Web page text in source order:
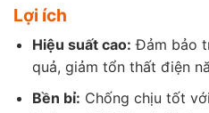
Lợi ích
Hiệu suất cao: Đảm bảo
quả, giảm tổn thất điện
Bền bỉ: Chống chịu tốt